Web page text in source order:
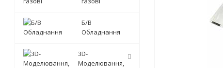
Б/В
Обладнання
3D-
Моделювання,